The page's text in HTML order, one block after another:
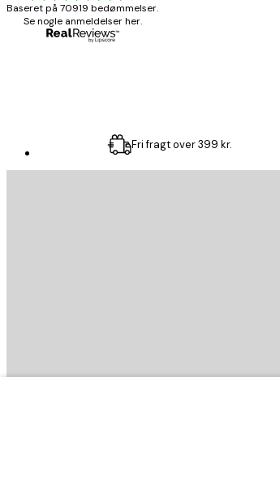
Baseret på 70919 bedømmelser.
Se nogle anmeldelser her.
Fri fragt over 399 kr.